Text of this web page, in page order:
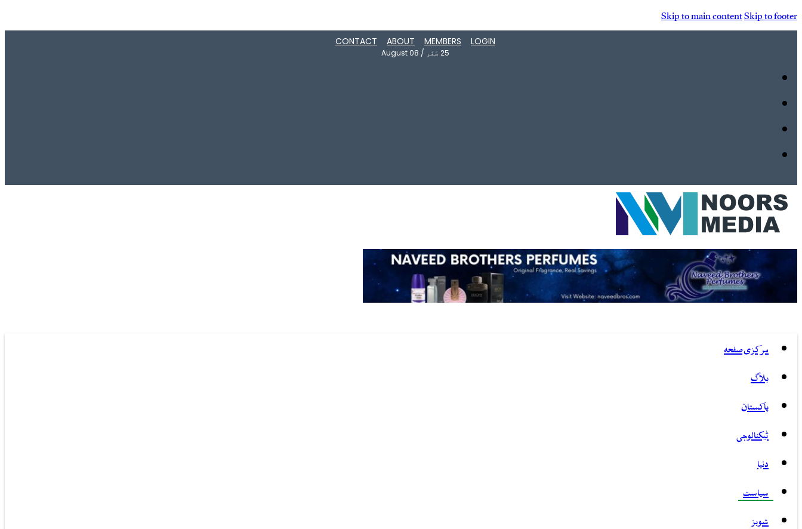
Skip to main contentSkip to footer
LOGIN
MEMBERS
ABOUT
CONTACT
25 صَفَر /
August 08
مرکزی صفحہ
بلاگ
پاکستان
ٹیکنالوجی
دنیا
سیاست
شوبز